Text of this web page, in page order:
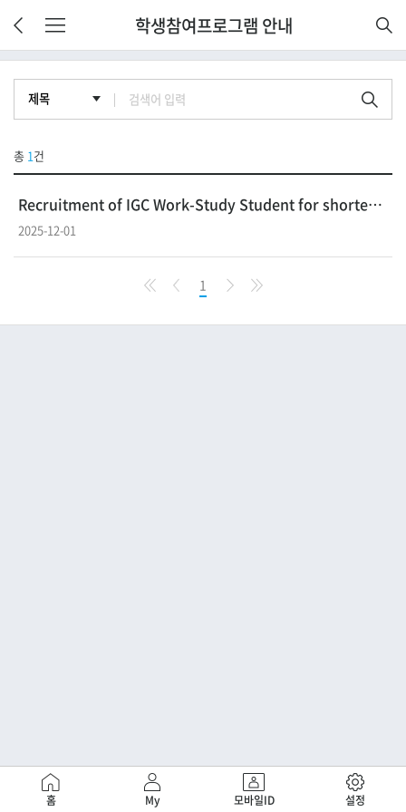
학생참여프로그램 안내
총 1건
Recruitment of IGC Work-Study Student for shorterm task (IGC ...
2025-12-01
1
홈 My 모바일ID 설정